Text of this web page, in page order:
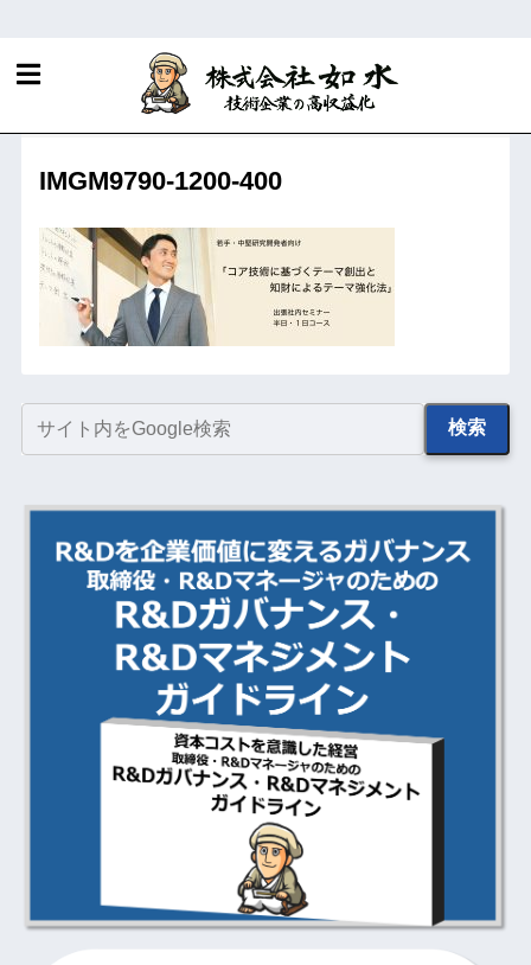
R&D・知財マネジメントに関する当社サービス
社内セミナーのご案内（オンライン可能）
IMGM9790-1200-400
検索